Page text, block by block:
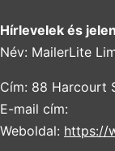
Hírlevelek és
Név: MailerLite
Cím: 88 Harcourt
E-mail cím:
Weboldal: https://